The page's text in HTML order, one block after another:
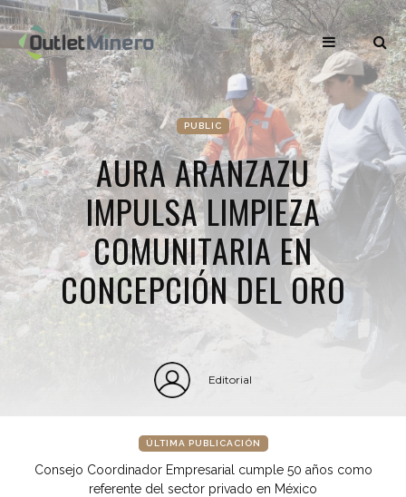
PUBLIC
AURA ARANZAZU
IMPULSA LIMPIEZA
COMUNITARIA EN
CONCEPCIÓN DEL ORO
Editorial
ÚLTIMA PUBLICACIÓN
Consejo Coordinador Empresarial cumple 50 años como
referente del sector privado en México